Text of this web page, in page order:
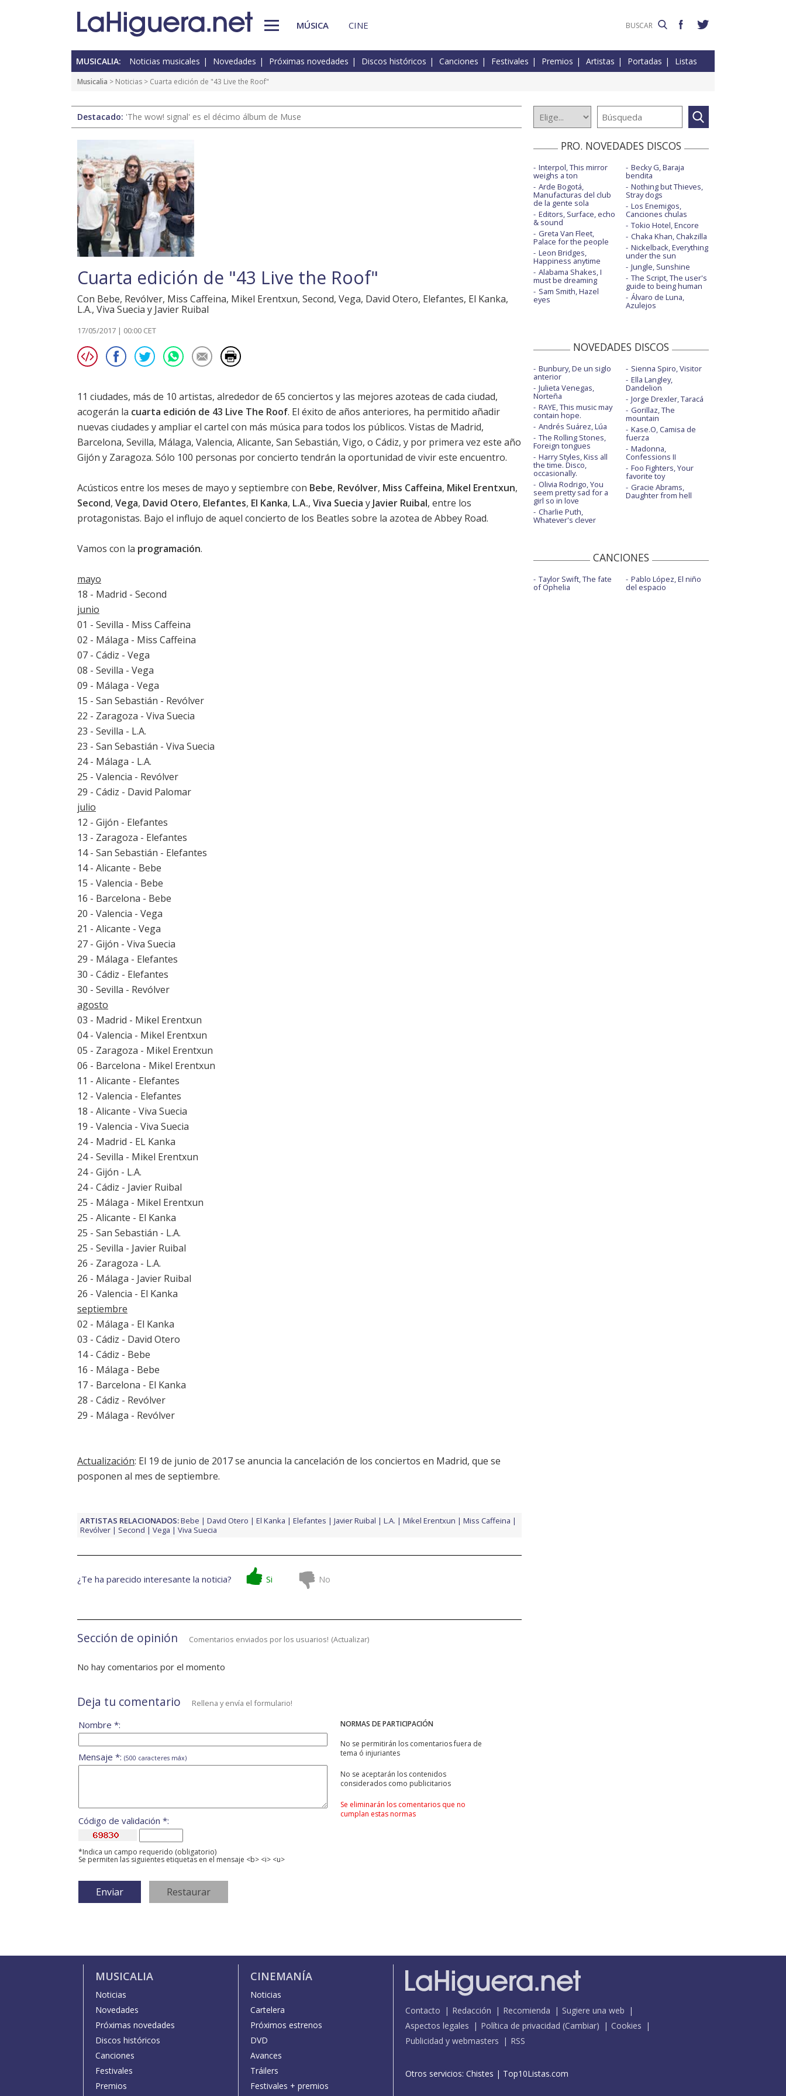
MÚSICA CINE
MUSICALIA: Noticias musicales Novedades Próximas novedades Discos históricos Canciones Festivales Premios Artistas Portadas Listas
Musicalia > Noticias > Cuarta edición de "43 Live the Roof"
Destacado: 'The wow! signal' es el décimo álbum de Muse
Cuarta edición de "43 Live the Roof"
Con Bebe, Revólver, Miss Caffeina, Mikel Erentxun, Second, Vega, David Otero, Elefantes, El Kanka,
L.A., Viva Suecia y Javier Ruibal
17/05/2017 | 00:00 CET
11 ciudades, más de 10 artistas, alrededor de 65 conciertos y las mejores azoteas de cada ciudad,
acogerán la cuarta edición de 43 Live The Roof. El éxito de años anteriores, ha permitido añadir
nuevas ciudades y ampliar el cartel con más música para todos los públicos. Vistas de Madrid,
Barcelona, Sevilla, Málaga, Valencia, Alicante, San Sebastián, Vigo, o Cádiz, y por primera vez este año
Gijón y Zaragoza. Sólo 100 personas por concierto tendrán la oportunidad de vivir este encuentro.
Acústicos entre los meses de mayo y septiembre con Bebe, Revólver, Miss Caffeina, Mikel Erentxun,
Second, Vega, David Otero, Elefantes, El Kanka, L.A., Viva Suecia y Javier Ruibal, entre los
protagonistas. Bajo el influjo de aquel concierto de los Beatles sobre la azotea de Abbey Road.
Vamos con la programación.
mayo
18 - Madrid - Second
junio
01 - Sevilla - Miss Caffeina
02 - Málaga - Miss Caffeina
07 - Cádiz - Vega
08 - Sevilla - Vega
09 - Málaga - Vega
15 - San Sebastián - Revólver
22 - Zaragoza - Viva Suecia
23 - Sevilla - L.A.
23 - San Sebastián - Viva Suecia
24 - Málaga - L.A.
25 - Valencia - Revólver
29 - Cádiz - David Palomar
julio
12 - Gijón - Elefantes
13 - Zaragoza - Elefantes
14 - San Sebastián - Elefantes
14 - Alicante - Bebe
15 - Valencia - Bebe
16 - Barcelona - Bebe
20 - Valencia - Vega
21 - Alicante - Vega
27 - Gijón - Viva Suecia
29 - Málaga - Elefantes
30 - Cádiz - Elefantes
30 - Sevilla - Revólver
agosto
03 - Madrid - Mikel Erentxun
04 - Valencia - Mikel Erentxun
05 - Zaragoza - Mikel Erentxun
06 - Barcelona - Mikel Erentxun
11 - Alicante - Elefantes
12 - Valencia - Elefantes
18 - Alicante - Viva Suecia
19 - Valencia - Viva Suecia
24 - Madrid - EL Kanka
24 - Sevilla - Mikel Erentxun
24 - Gijón - L.A.
24 - Cádiz - Javier Ruibal
25 - Málaga - Mikel Erentxun
25 - Alicante - El Kanka
25 - San Sebastián - L.A.
25 - Sevilla - Javier Ruibal
26 - Zaragoza - L.A.
26 - Málaga - Javier Ruibal
26 - Valencia - El Kanka
septiembre
02 - Málaga - El Kanka
03 - Cádiz - David Otero
14 - Cádiz - Bebe
16 - Málaga - Bebe
17 - Barcelona - El Kanka
28 - Cádiz - Revólver
29 - Málaga - Revólver
Actualización: El 19 de junio de 2017 se anuncia la cancelación de los conciertos en Madrid, que se
posponen al mes de septiembre.
ARTISTAS RELACIONADOS:Bebe David Otero El Kanka Elefantes Javier Ruibal L.A. Mikel Erentxun
Miss Caffeina
Revólver
Second Vega Viva Suecia
¿Te ha parecido interesante la noticia? Si No
Sección de opinión Comentarios enviados por los usuarios! (Actualizar)
No hay comentarios por el momento
Deja tu comentario Rellena y envía el formulario!
NORMAS DE PARTICIPACIÓN
No se permitirán los comentarios fuera de
tema ó injuriantes
No se aceptarán los contenidos
considerados como publicitarios
Se eliminarán los comentarios que no
cumplan estas normas
Nombre *:
Mensaje *: (500 caracteres máx)
Código de validación *:
*Indica un campo requerido (obligatorio)
Se permiten las siguientes etiquetas en el mensaje <b> <i> <u>
PRO. NOVEDADES DISCOS
Interpol, This mirror
weighs a ton
Arde Bogotá,
Manufacturas del club
de la gente sola
Editors, Surface, echo
& sound
Greta Van Fleet,
Palace for the people
Leon Bridges,
Happiness anytime
Alabama Shakes, I
must be dreaming
Sam Smith, Hazel
eyes
Becky G, Baraja
bendita
Nothing but Thieves,
Stray dogs
Los Enemigos,
Canciones chulas
Tokio Hotel, Encore
Chaka Khan, Chakzilla
Nickelback, Everything
under the sun
Jungle, Sunshine
The Script, The user's
guide to being human
Álvaro de Luna,
Azulejos
NOVEDADES DISCOS
Bunbury, De un siglo
anterior
Julieta Venegas,
Norteña
RAYE, This music may
contain hope.
Andrés Suárez, Lúa
The Rolling Stones,
Foreign tongues
Harry Styles, Kiss all
the time. Disco,
occasionally.
Olivia Rodrigo, You
seem pretty sad for a
girl so in love
Charlie Puth,
Whatever's clever
Sienna Spiro, Visitor
Ella Langley,
Dandelion
Jorge Drexler, Taracá
Gorillaz, The
mountain
Kase.O, Camisa de
fuerza
Madonna,
Confessions II
Foo Fighters, Your
favorite toy
Gracie Abrams,
Daughter from hell
CANCIONES
Taylor Swift, The fate
of Ophelia
Pablo López, El niño
del espacio
MUSICALIA
Noticias
Novedades
Próximas novedades
Discos históricos
Canciones
Festivales
Premios
CINEMANÍA
Noticias
Cartelera
Próximos estrenos
DVD
Avances
Tráilers
Festivales + premios
Contacto Redacción Recomienda
Sugiere una web
Aspectos legales
Política de privacidad (Cambiar)
Cookies
Publicidad y webmasters
RSS
Otros servicios: Chistes | Top10Listas.com